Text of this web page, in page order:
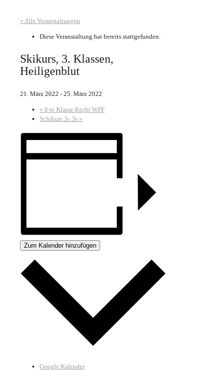
« Alle Veranstaltungen
Diese Veranstaltung hat bereits stattgefunden.
Skikurs, 3. Klassen,
Heiligenblut
21. März 2022 - 25. März 2022
« 8-te Klasse Recht WPF
Schikurs 3c 3s »
Zum Kalender hinzufügen
Google Kalender